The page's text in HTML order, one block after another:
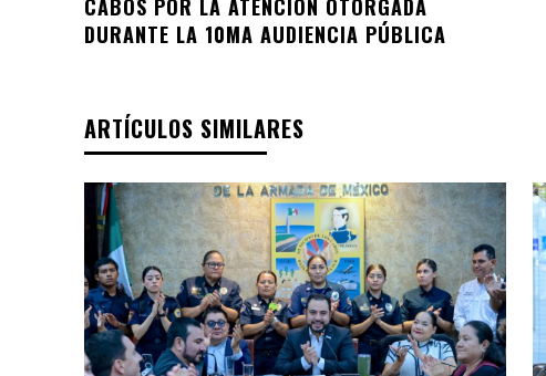
CABOS POR LA ATENCIÓN OTORGADA
DURANTE LA 10MA AUDIENCIA PÚBLICA
ARTÍCULOS SIMILARES